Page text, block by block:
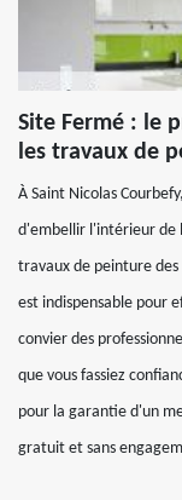
Site Fermé : le
les travaux de
À Saint Nicolas
d'embellir l'intérieur de
travaux de peinture des
est indispensable pour
convier des
que vous fassiez
pour la garantie d'un
gratuit et sans